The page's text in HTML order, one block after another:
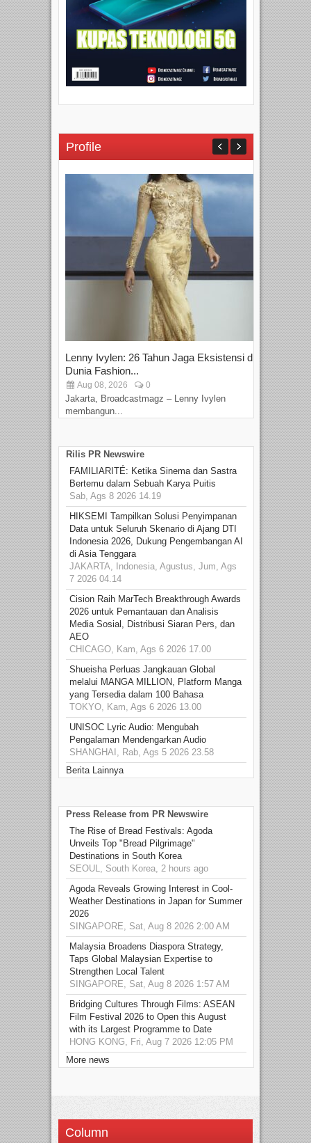
Profile
Lenny Ivylen: 26 Tahun Jaga Eksistensi di
Dunia Fashion...
Aug 08, 2026 0
Jakarta, Broadcastmagz – Lenny Ivylen
membangun...
Rilis PR Newswire
FAMILIARITÉ: Ketika Sinema dan Sastra
Bertemu dalam Sebuah Karya Puitis
Sab, Ags 8 2026 14.19
HIKSEMI Tampilkan Solusi Penyimpanan
Data untuk Seluruh Skenario di Ajang DTI
Indonesia 2026, Dukung Pengembangan AI
di Asia Tenggara
JAKARTA, Indonesia, Agustus, Jum, Ags
7 2026 04.14
Cision Raih MarTech Breakthrough Awards
2026 untuk Pemantauan dan Analisis
Media Sosial, Distribusi Siaran Pers, dan
AEO
CHICAGO, Kam, Ags 6 2026 17.00
Shueisha Perluas Jangkauan Global
melalui MANGA MILLION, Platform Manga
yang Tersedia dalam 100 Bahasa
TOKYO, Kam, Ags 6 2026 13.00
UNISOC Lyric Audio: Mengubah
Pengalaman Mendengarkan Audio
SHANGHAI, Rab, Ags 5 2026 23.58
Berita Lainnya
Press Release from PR Newswire
The Rise of Bread Festivals: Agoda
Unveils Top "Bread Pilgrimage"
Destinations in South Korea
SEOUL, South Korea, 2 hours ago
Agoda Reveals Growing Interest in Cool-
Weather Destinations in Japan for Summer
2026
SINGAPORE, Sat, Aug 8 2026 2:00 AM
Malaysia Broadens Diaspora Strategy,
Taps Global Malaysian Expertise to
Strengthen Local Talent
SINGAPORE, Sat, Aug 8 2026 1:57 AM
Bridging Cultures Through Films: ASEAN
Film Festival 2026 to Open this August
with its Largest Programme to Date
HONG KONG, Fri, Aug 7 2026 12:05 PM
More news
Column